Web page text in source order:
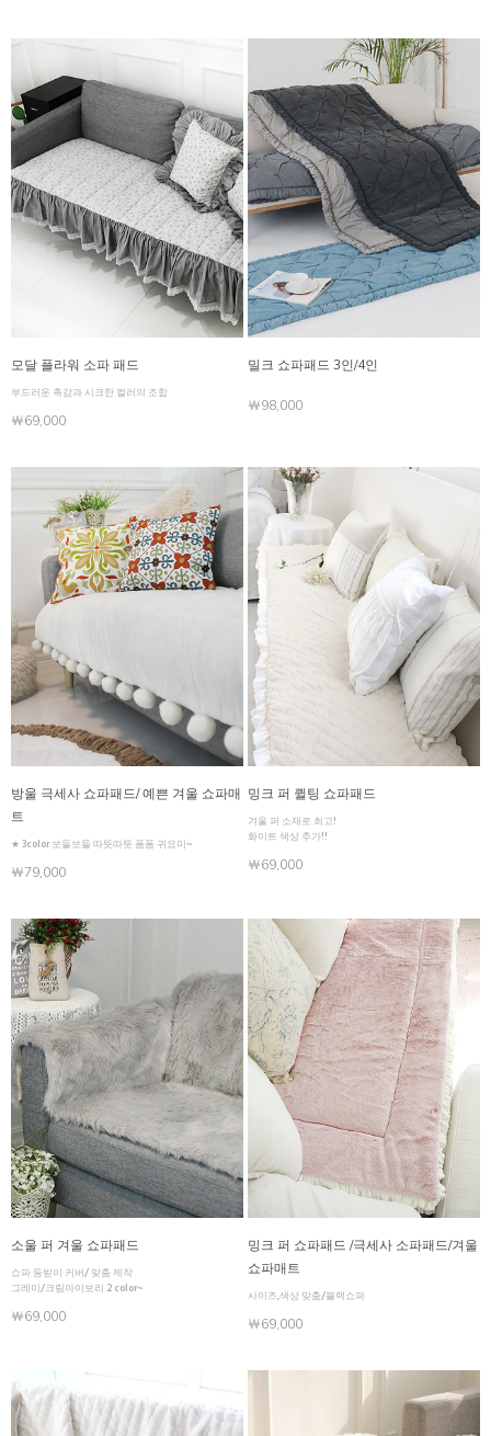
모달 플라워 소파 패드
부드러운 촉감과 시크한 컬러의 조합
￦69,000
밀크 쇼파패드 3인/4인
￦98,000
방울 극세사 쇼파패드/ 예쁜 겨울 쇼파매
트
★ 3color 보들보들 따뜻따뜻 폼폼 귀요미~
￦79,000
밍크 퍼 퀼팅 쇼파패드
겨울 퍼 소재로 최고!
화이트 색상 추가!!
￦69,000
소울 퍼 겨울 쇼파패드
쇼파 등받이 커버/ 맞춤 제작
그레이/크림아이보리 2 color~
￦69,000
밍크 퍼 쇼파패드 /극세사 소파패드/겨울
쇼파매트
사이즈,색상 맞춤/블랙쇼파
￦69,000